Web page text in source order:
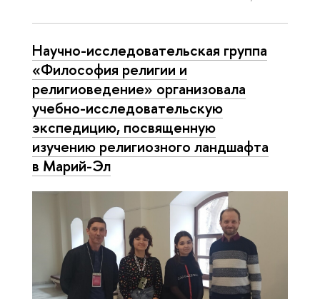
Научно-исследовательская группа
«Философия религии и
религиоведение» организовала
учебно-исследовательскую
экспедицию, посвященную
изучению религиозного ландшафта
в Марий-Эл